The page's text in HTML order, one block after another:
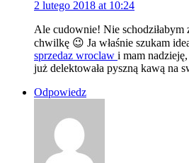
2 lutego 2018 at 10:24
Ale cudownie! Nie schodziłabym
chwilkę 😉 Ja właśnie szukam
sprzedaz wroclaw i mam
już delektowała pyszną kawą na
Odpowiedz